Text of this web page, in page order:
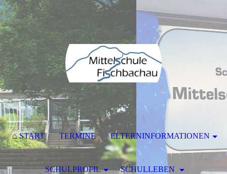
⌂ START TERMINE ELTERNINFORMATIONEN
SCHULPROFIL SCHULLEBEN